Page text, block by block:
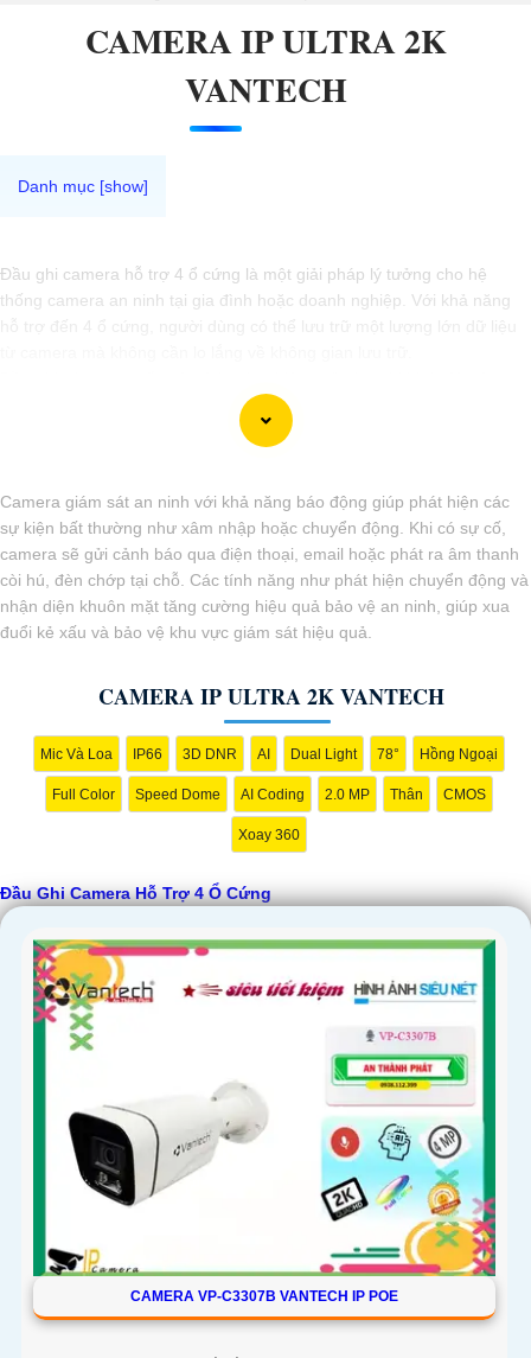
CAMERA IP ULTRA 2K
VANTECH
Đầu ghi camera hỗ trợ 4 ổ cứng là một giải pháp lý tưởng cho hệ
thống camera an ninh tại gia đình hoặc doanh nghiệp. Với khả năng
chức năng xem lại dễ dàng, và khả năng truy cập từ xa qua điện thoại
di động. nó còn có khả năng ghi hình liên tục hoặc theo lịch trình, giúp
vệ tài sản và an ninh trong mọi tình huống, đồng thời tiết kiệm thời
gian và công sức trong việc quản lý hệ thống camera.
'
Camera giám sát an ninh với khả năng báo động giúp phát hiện các
sự kiện bất thường như xâm nhập hoặc chuyển động. Khi có sự cố,
camera sẽ gửi cảnh báo qua điện thoại, email hoặc phát ra âm thanh
còi hú, đèn chớp tại chỗ. Các tính năng như phát hiện chuyển động và
nhận diện khuôn mặt tăng cường hiệu quả bảo vệ an ninh, giúp xua
đuổi kẻ xấu và bảo vệ khu vực giám sát hiệu quả.
CAMERA IP ULTRA 2K VANTECH
Mic Và Loa IP66 3D DNR AI Dual Light 78° Hồng Ngoại
Full Color Speed Dome AI Coding 2.0 MP Thân CMOS
Xoay 360
Đầu Ghi Camera Hỗ Trợ 4 Ổ Cứng
CAMERA VP-C3307B VANTECH IP POE